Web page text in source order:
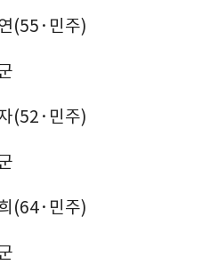
(55·민주)
(52·민주)
(64·민주)